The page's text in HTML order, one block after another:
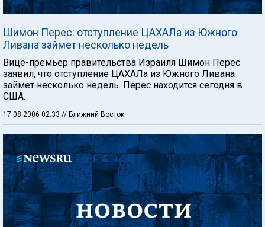
Шимон Перес: отступление ЦАХАЛа из Южного
Ливана займет несколько недель
Вице-премьер правительства Израиля Шимон Перес
заявил, что отступление ЦАХАЛа из Южного Ливана
займет несколько недель. Перес находится сегодня в
США.
17.08.2006 02:33 // Ближний Восток